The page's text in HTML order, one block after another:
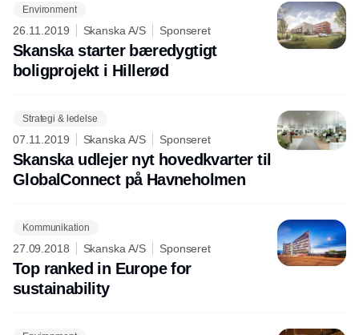
Environment
26.11.2019 Skanska A/S Sponseret
Skanska starter bæredygtigt
boligprojekt i Hillerød
Strategi & ledelse
07.11.2019 Skanska A/S Sponseret
Skanska udlejer nyt hovedkvarter til
GlobalConnect på Havneholmen
Kommunikation
27.09.2018 Skanska A/S Sponseret
Top ranked in Europe for
sustainability